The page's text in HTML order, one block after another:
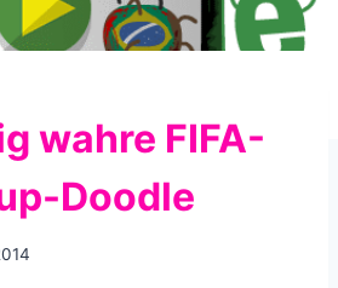
wahre FIFA-
Doodle